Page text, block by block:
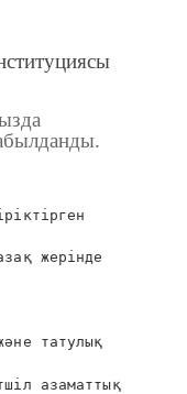
жерiнде
татулық
азаматтық